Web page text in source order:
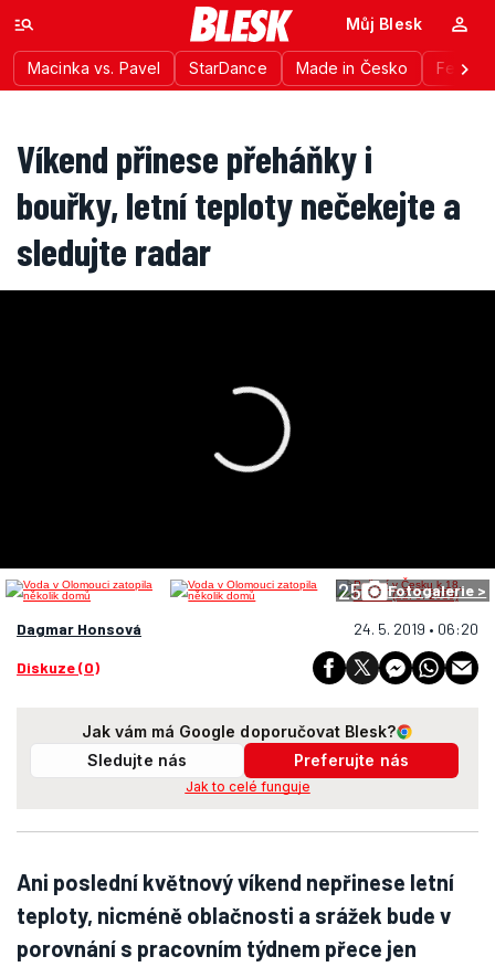
Macinka vs. Pavel StarDance Made in Česko
Můj Blesk
Víkend přinese přeháňky i
bouřky, letní teploty nečekejte a
sledujte radar
25 Fotogalerie >
Dagmar Honsová 24. 5. 2019 • 06:20
Diskuze (0)
Jak vám má Google doporučovat Blesk?
Sledujte nás
Preferujte nás
Jak to celé funguje
Ani poslední květnový víkend nepřinese letní
teploty, nicméně oblačnosti a srážek bude v
porovnání s pracovním týdnem přece jen